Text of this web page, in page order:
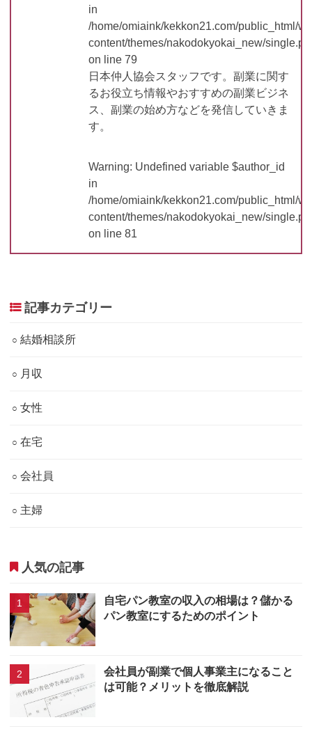
in
/home/omiaink/kekkon21.com/public_html/
content/themes/nakodokyokai_new/
on line 79
日本仲人協会スタッフです。副業に関す
るお役立ち情報やおすすめの副業ビジネ
ス、副業の始め方などを発信していきま
す。
Warning: Undefined variable $author_id
in
/home/omiaink/kekkon21.com/public_html/
content/themes/nakodokyokai_new/
on line 81
記事カテゴリー
結婚相談所
月収
女性
在宅
会社員
主婦
人気の記事
自宅パン教室の収入の相場は？儲かる
パン教室にするためのポイント
会社員が副業で個人事業主になること
は可能？メリットを徹底解説